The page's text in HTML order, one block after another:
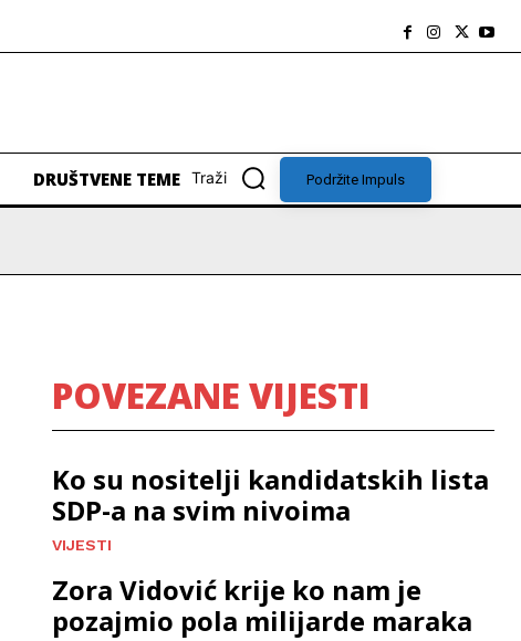
DRUŠTVENE TEME Traži Podržite Impuls
POVEZANE VIJESTI
Ko su nositelji kandidatskih lista
SDP-a na svim nivoima
VIJESTI
Zora Vidović krije ko nam je
pozajmio pola milijarde maraka